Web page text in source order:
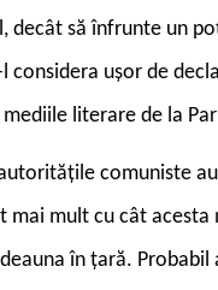
decât să înfrunte un
considera ușor de
literare de la
comuniste
mai mult cu cât acesta
în țară. Probabil